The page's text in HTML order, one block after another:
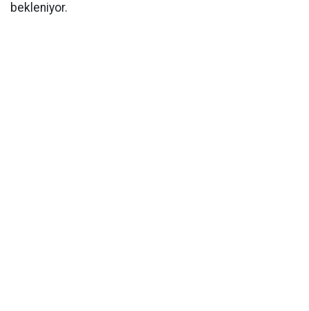
bekleniyor.